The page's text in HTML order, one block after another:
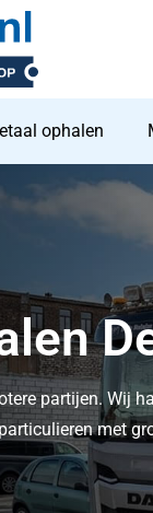
ophalen
partijen. Wij
met